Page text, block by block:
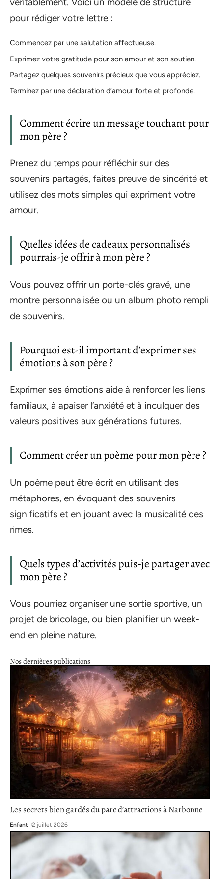
pour rédiger votre lettre :
Commencez par une salutation affectueuse.
Exprimez votre gratitude pour son amour et son soutien.
Partagez quelques souvenirs précieux que vous appréciez.
Terminez par une déclaration d’amour forte et profonde.
Comment écrire un message touchant pour
mon père ?
Prenez du temps pour réfléchir sur des
souvenirs partagés, faites preuve de sincérité et
utilisez des mots simples qui expriment votre
amour.
Quelles idées de cadeaux personnalisés
pourrais-je offrir à mon père ?
Vous pouvez offrir un porte-clés gravé, une
montre personnalisée ou un album photo rempli
de souvenirs.
Pourquoi est-il important d’exprimer ses
émotions à son père ?
Exprimer ses émotions aide à renforcer les liens
familiaux, à apaiser l’anxiété et à inculquer des
valeurs positives aux générations futures.
Comment créer un poème pour mon père ?
Un poème peut être écrit en utilisant des
métaphores, en évoquant des souvenirs
significatifs et en jouant avec la musicalité des
rimes.
Quels types d’activités puis-je partager avec
mon père ?
Vous pourriez organiser une sortie sportive, un
projet de bricolage, ou bien planifier un week-
end en pleine nature.
Nos dernières publications
Les secrets bien gardés du parc d’attractions à Narbonne
Enfant 2 juillet 2026